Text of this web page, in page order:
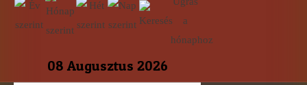
08 Augusztus 2026